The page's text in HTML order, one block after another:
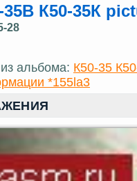
К50-35К
28
альбома: К50-35
*155la3